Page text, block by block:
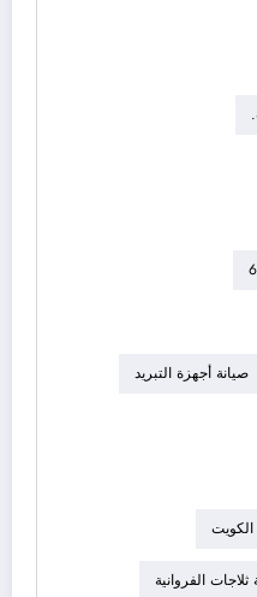
صيانة أجهزة التبريد
ثلاجات الفروانية